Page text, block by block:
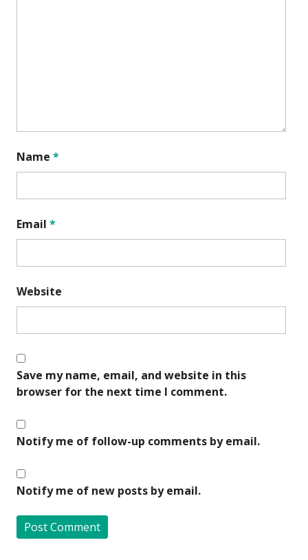
Name *
Email *
Website
Save my name, email, and website in this
browser for the next time I comment.
Notify me of follow-up comments by email.
Notify me of new posts by email.